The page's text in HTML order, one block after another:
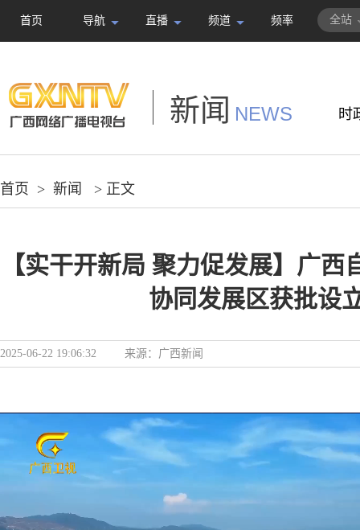
首页 导航 直播 频道 频率 全站
新闻 NEWS 时
首页 > 新闻 > 正文
【实干开新局 聚力促发展】广西
协同发展区获批设
2025-06-22 19:06:32 来源： 广西新闻